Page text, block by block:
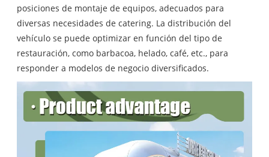
posiciones de montaje de equipos, adecuados para
diversas necesidades de catering. La distribución del
vehículo se puede optimizar en función del tipo de
restauración, como barbacoa, helado, café, etc., para
responder a modelos de negocio diversificados.